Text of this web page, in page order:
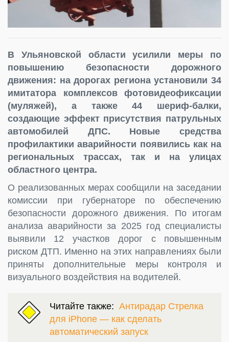
В Ульяновской области усилили меры по
повышению безопасности дорожного
движения: на дорогах региона установили 34
имитатора комплексов фотовидеофиксации
(муляжей), а также 44 шериф-балки,
создающие эффект присутствия патрульных
автомобилей ДПС. Новые средства
профилактики аварийности появились как на
региональных трассах, так и на улицах
областного центра.
О реализованных мерах сообщили на заседании
комиссии при губернаторе по обеспечению
безопасности дорожного движения. По итогам
анализа аварийности за 2025 год специалисты
выявили 12 участков дорог с повышенным
риском ДТП. Именно на этих направлениях были
приняты дополнительные меры контроля и
визуального воздействия на водителей.
Читайте также: Антирадар Стрелка
для iPhone — как сделать
автоматический запуск